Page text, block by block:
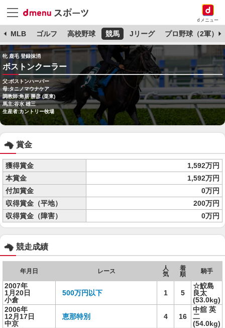
dメニュー
MLB ゴルフ 高校野球 競馬 Jリーグ プロ野球（2軍）
牝 鹿毛 登録抹消
ボストンクーラー
父:ボストンハーバー
母:タニノマウナケア
調教師:角居 勝彦 (栗東)
馬主:谷水 雄三
生産者:カントリー牧場
賞金
獲得賞金
1,592万円
本賞金
1,592万円
付加賞金
0万円
収得賞金（平地）
200万円
収得賞金（障害）
0万円
競走成績
年月日 レース
人
気
着
順
騎手
2007年
1月20日
小倉
500万円以下 1 5
☆鮫島
良太
(53.0kg)
2006年
12月17日
中京
恵那特別 4 16
中舘 英
二
(54.0kg)